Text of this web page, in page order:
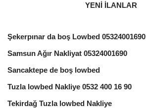
YENİ İLANLAR
Şekerpınar da boş Lowbed 05324001690
Samsun Ağır Nakliyat 05324001690
Sancaktepe de boş lowbed
Tuzla lowbed Nakliye 0532 400 16 90
Tekirdağ Tuzla lowbed Nakliye